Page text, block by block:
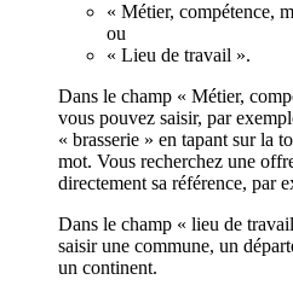
« Métier, compétence,
ou
« Lieu de travail ».
Dans le champ « Métier,
vous pouvez saisir, par
« brasserie » en tapant sur la
mot. Vous recherchez une
directement sa référence, par
Dans le champ « lieu de
saisir une commune, un
un continent.